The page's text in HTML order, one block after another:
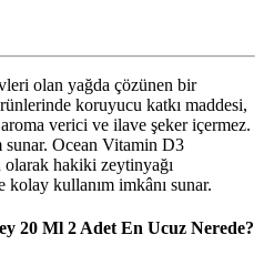
olan yağda çözünen bir
koruyucu katkı maddesi,
verici ve ilave şeker içermez.
Ocean Vitamin D3
olarak hakiki zeytinyağı
kolay kullanım imkânı sunar.
20 Ml 2 Adet En Ucuz Nerede?